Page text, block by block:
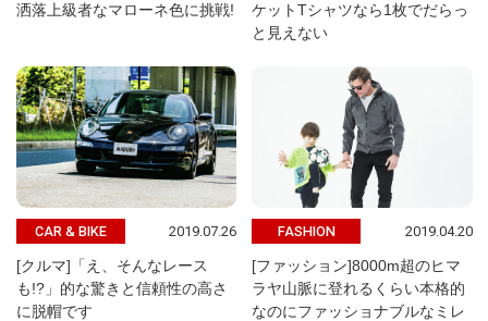
洒落上級者なマローネ色に挑戦!
ケットTシャツなら1枚でだらっ
と見えない
CAR & BIKE 2019.07.26
[クルマ]「え、そんなレース
も!?」的な驚きと信頼性の高さ
に脱帽です
FASHION 2019.04.20
[ファッション]8000m超のヒマ
ラヤ山脈に登れるくらい本格的
なのにファッショナブルなミレ